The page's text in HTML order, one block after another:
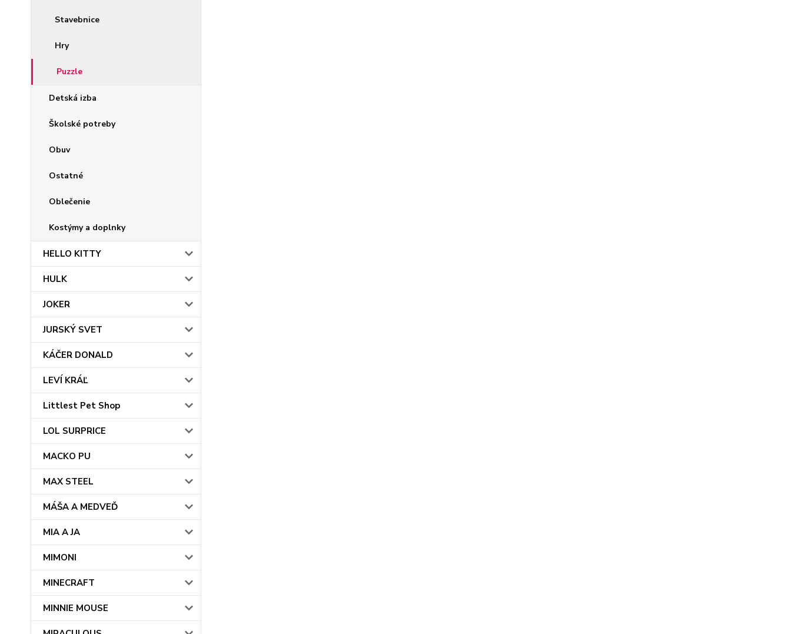
Stavebnice
Hry
Puzzle
Detská izba
Školské potreby
Obuv
Ostatné
Oblečenie
Kostýmy a doplnky
HELLO KITTY
HULK
JOKER
JURSKÝ SVET
KÁČER DONALD
LEVÍ KRÁĽ
Littlest Pet Shop
LOL SURPRICE
MACKO PU
MAX STEEL
MÁŠA A MEDVEĎ
MIA A JA
MIMONI
MINECRAFT
MINNIE MOUSE